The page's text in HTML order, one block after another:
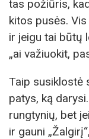
tas požiūris,
kitos pusės.
ir jeigu tai būtų
„ai važiuokit,
Taip susiklostė
patys, ką
rungtynių, bet
ir gauni